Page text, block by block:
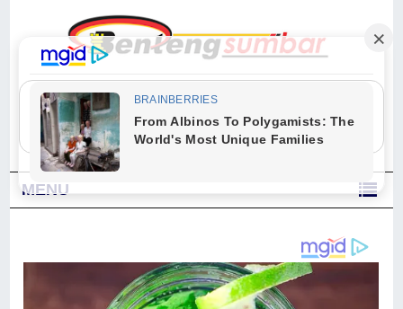
"Sesungguhnya Allah dan para malaikat-Nya berselawat untuk Nabi.
Wahai orang-orang yang beriman, berselawatlah kamu untuk Nabi dan
ucapkanlah salam dengan penuh penghormatan kepadanya." (Qs. Al
Ahzab Ayat 56)
MENU